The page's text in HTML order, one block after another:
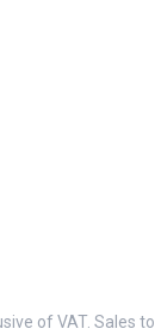
of VAT. Sales to